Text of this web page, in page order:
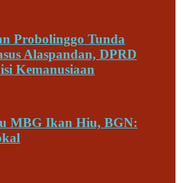
Probolinggo Tunda
Alaspandan, DPRD
Kemanusiaan
MBG Ikan Hiu, BGN: